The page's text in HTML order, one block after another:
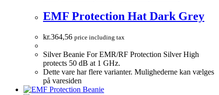
EMF Protection Hat Dark Grey
kr.364,56 price including tax
Silver Beanie For EMR/RF Protection Silver High
protects 50 dB at 1 GHz.
Dette vare har flere varianter. Mulighederne kan vælges
på varesiden